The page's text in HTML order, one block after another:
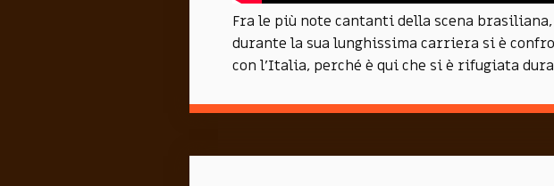
Fra le più note cantanti della scena
durante la sua lunghissima carriera si è
con l'Italia, perché è qui che si è rifugiata